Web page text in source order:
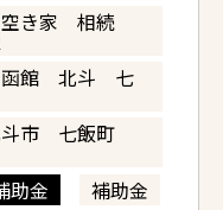
き家 相続
館 北斗 七
市 七飯町
助金
補助金